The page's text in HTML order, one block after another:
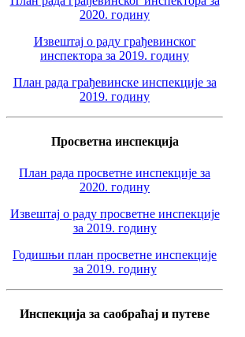
2020. годину
Извештај о раду грађевинског
инспектора за 2019. годину
План рада грађевинске инспекције за
2019. годину
Просветна инспекција
План рада просветне инспекције за
2020. годину
Извештај о раду просветне инспекције
за 2019. годину
Годишњи план просветне инспекције
за 2019. годину
Инспекција за саобраћај и путеве